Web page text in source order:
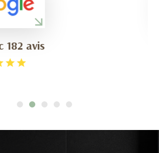
4,6/5 avec 78 avis